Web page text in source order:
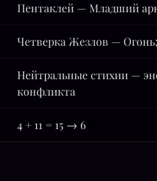
Пентаклей — Младший
Четверка Жезлов —
Нейтральные стихии —
конфликта
4 + 11 = 15 → 6